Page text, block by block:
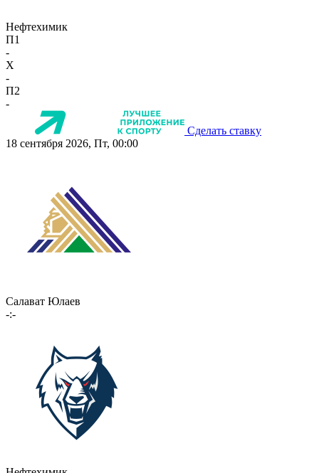
Нефтехимик
П1
-
X
-
П2
-
Сделать ставку
18 сентября 2026, Пт, 00:00
Салават Юлаев
-:-